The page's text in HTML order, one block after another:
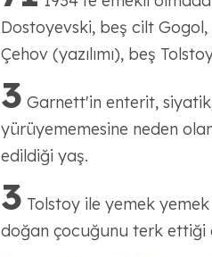
Dostoyevski, beş cilt
Çehov (yazılımı), beş
3 Garnett'in enterit,
yürüyememesine neden
edildiği yaş.
3 Tolstoy ile yemek
doğan çocuğunu terk ettiği